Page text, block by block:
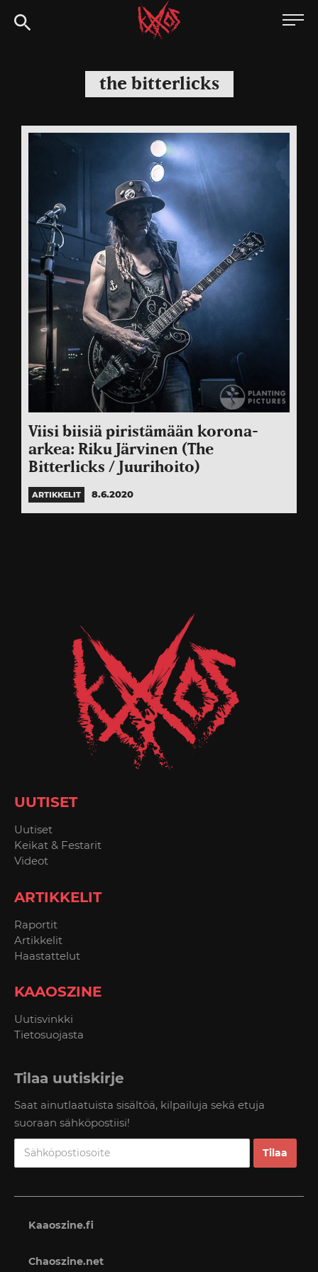
Siirry
suoraan
Kaaoszine
the bitterlicks
Viisi biisiä piristämään korona-
arkea: Riku Järvinen (The
Bitterlicks / Juurihoito)
ARTIKKELIT 8.6.2020
UUTISET
Uutiset
Keikat & Festarit
Videot
ARTIKKELIT
Raportit
Artikkelit
Haastattelut
KAAOSZINE
Uutisvinkki
Tietosuojasta
Tilaa uutiskirje
Saat ainutlaatuista sisältöä, kilpailuja sekä etuja
suoraan sähköpostiisi!
Kaaoszine.fi
Chaoszine.net